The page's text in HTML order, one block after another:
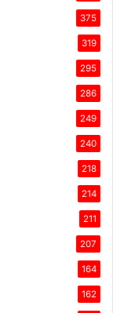
375
319
295
286
249
240
218
214
211
207
164
162